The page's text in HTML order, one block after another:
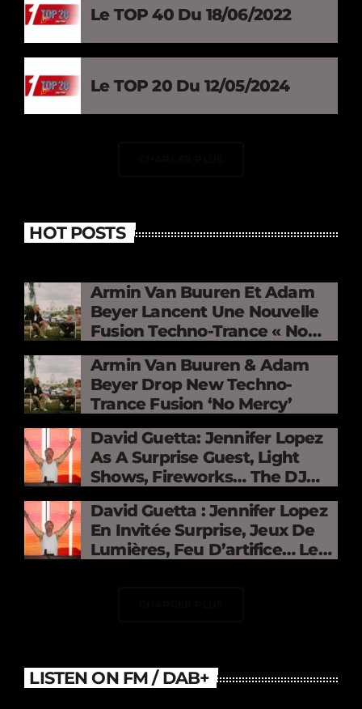
Le TOP 40 Du 18/06/2022
Le TOP 20 Du 12/05/2024
HOT POSTS
Armin Van Buuren Et Adam
Beyer Lancent Une Nouvelle
Fusion Techno-Trance « No
Armin Van Buuren & Adam
Beyer Drop New Techno-
Trance Fusion ‘No Mercy’
David Guetta: Jennifer Lopez
As A Surprise Guest, Light
Shows, Fireworks… The DJ
France
David Guetta : Jennifer Lopez
En Invitée Surprise, Jeux De
Lumières, Feu D’artifice… Le
LISTEN ON FM / DAB+